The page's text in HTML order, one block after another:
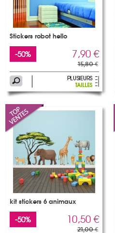
Stickers robot hello
-50% 7,90 €
15,80 €
kit stickers 6 animaux
-50% 10,50 €
21,00 €